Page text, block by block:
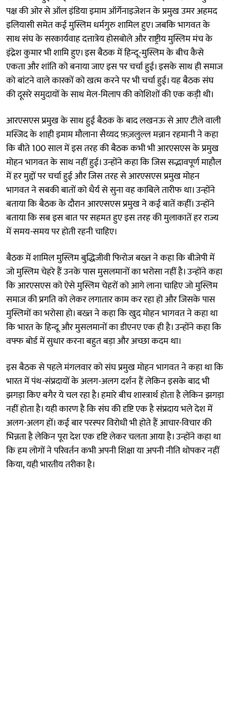
पक्ष की ओर से ऑल इंडिया इमाम ऑर्गेनाइजेशन के प्रमुख उमर अहमद
इलियासी समेत कई मुस्लिम धर्मगुरु शामिल हुए। जबकि भागवत के
साथ संघ के सरकार्यवाह दत्तात्रेय होसबोले और राष्ट्रीय मुस्लिम मंच के
इंद्रेश कुमार भी शामि हुए। इस बैठक में हिन्दू-मुस्लिम के बीच कैसे
एकता और शांति को बनाया जाए इस पर चर्चा हुई। इसके साथ ही समाज
को बांटने वाले कारकों को खत्म करने पर भी चर्चा हुई। यह बैठक संघ
की दूसरे समुदायों के साथ मेल-मिलाप की कोशिशों की एक कड़ी थी।
आरएसएस प्रमुख के साथ हुई बैठक के बाद लखनऊ से आए टीले वाली
मस्जिद के शाही इमाम मौलाना सैय्यद फ़ज़लुल्ल मन्नान रहमानी ने कहा
कि बीते 100 साल में इस तरह की बैठक कभी भी आरएसएस के प्रमुख
मोहन भागवत के साथ नहीं हुई। उन्होंने कहा कि जिस सद्भावपूर्ण माहौल
में हर मुद्दों पर चर्चा हुई और जिस तरह से आरएसएस प्रमुख मोहन
भागवत ने सबकी बातों को धैर्य से सुना वह काबिले तारीफ था। उन्होंने
बताया कि बैठक के दौरान आरएसएस प्रमुख ने कई बातें कहीं। उन्होंने
बताया कि सब इस बात पर सहमत हुए इस तरह की मुलाकातें हर राज्य
में समय-समय पर होती रहनी चाहिए।
बैठक में शामिल मुस्लिम बुद्धिजीवी फिरोज बख्त ने कहा कि बीजेपी में
जो मुस्लिम चेहरे हैं उनके पास मुसलमानों का भरोसा नहीं है। उन्होंने कहा
कि आरएसएस को ऐसे मुस्लिम चेहरों को आगे लाना चाहिए जो मुस्लिम
समाज की प्रगति को लेकर लगातार काम कर रहा हो और जिसके पास
मुस्लिमों का भरोसा हो। बख्त ने कहा कि खुद मोहन भागवत ने कहा था
कि भारत के हिन्दू और मुसलमानों का डीएनए एक ही है। उन्होंने कहा कि
वफ्फ बोर्ड में सुधार करना बहुत बड़ा और अच्छा कदम था।
इस बैठक से पहले मंगलवार को संघ प्रमुख मोहन भागवत ने कहा था कि
भारत में पंथ-संप्रदायों के अलग-अलग दर्शन हैं लेकिन इसके बाद भी
झगड़ा किए बगैर ये चल रहा है। हमारे बीच शास्त्रार्थ होता है लेकिन झगड़ा
नहीं होता है। यही कारण है कि संघ की दृष्टि एक है संप्रदाय भले देश में
अलग-अलग हों। कई बार परस्पर विरोधी भी होते हैं आचार-विचार की
भिन्नता है लेकिन पूरा देश एक दृष्टि लेकर चलता आया है। उन्होंने कहा था
कि हम लोगों ने परिवर्तन कभी अपनी शिक्षा या अपनी नीति थोपकर नहीं
किया, यही भारतीय तरीका है।